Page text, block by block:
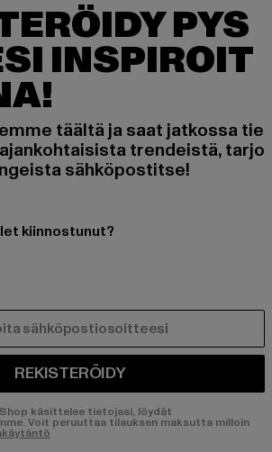
PYS
INSPIROIT
täältä ja saat jatkossa tie
trendeistä, tarjo
sähköpostitse!
kiinnostunut?
REKISTERÖIDY
käsittelee tietojasi, löydät
Voit peruuttaa tilauksen maksutta milloin